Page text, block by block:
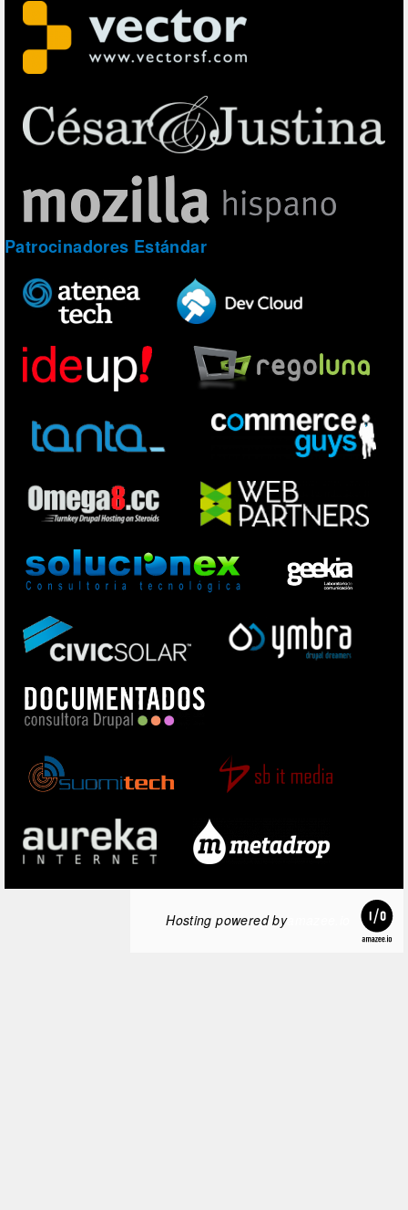
Patrocinadores Estándar
Hosting powered byamazee.io